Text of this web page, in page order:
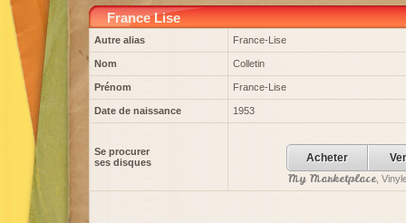
France Lise
Autre alias France-Lise
Nom Colletin
Prénom France-Lise
Date de naissance 1953
Se procurer
ses disques
Acheter
My Marketplace,